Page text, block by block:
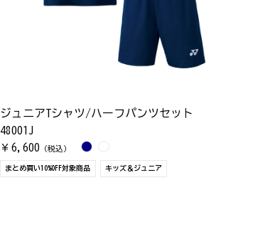
ジュニアTシャツ/ハーフパンツセット
48001J
￥ 6,600 （税込）
まとめ買い10%OFF対象商品 キッズ＆ジュニア